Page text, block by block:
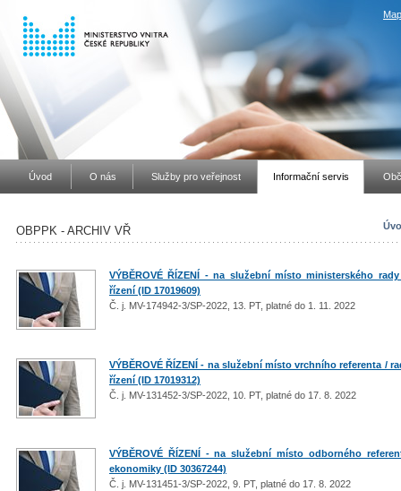
Úvod O nás Služby pro veřejnost Informační servis
OBPPK - ARCHIV VŘ
VÝBĚROVÉ ŘÍZENÍ - na služební místo ministerského
řízení (ID 17019609)
Č. j. MV-174942-3/SP-2022, 13. PT, platné do 1. 11. 2022
VÝBĚROVÉ ŘÍZENÍ - na služební místo vrchního referenta /
řízení (ID 17019312)
Č. j. MV-131452-3/SP-2022, 10. PT, platné do 17. 8. 2022
VÝBĚROVÉ ŘÍZENÍ - na služební místo odborného
ekonomiky (ID 30367244)
Č. j. MV-131451-3/SP-2022, 9. PT, platné do 17. 8. 2022